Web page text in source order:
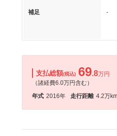
補足 -
支払総額(税込) 69.8万円
（諸経費6.0万円含む）
年式 2016年 走行距離 4.2万